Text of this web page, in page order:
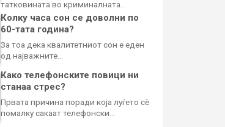
татковината во криминалната…
Колку часа сон се доволни по
60-тата година?
За тоа дека квалитетниот сон е еден
од најважните…
Како телефонските повици ни
станаа стрес?
Првата причина поради која луѓето сè
помалку сакаат телефонски…